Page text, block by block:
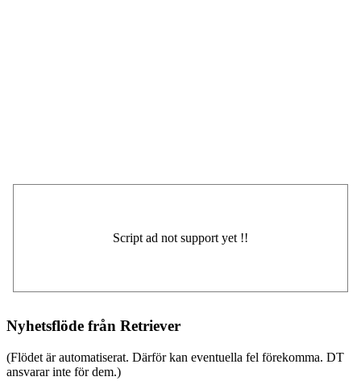
Nyhetsflöde från Retriever
(Flödet är automatiserat. Därför kan eventuella fel förekomma. DT
ansvarar inte för dem.)